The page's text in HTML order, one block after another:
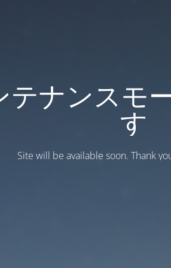
テナンスモ
す
Site will be available soon. Thank